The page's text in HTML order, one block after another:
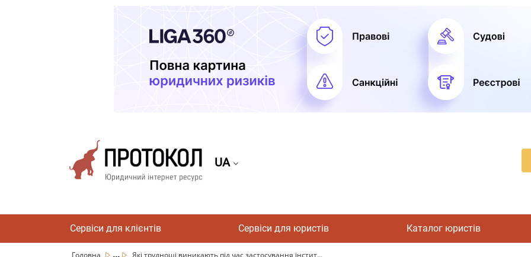
UA
Сервіси для клієнтів Сервіси для юристів Каталог юристів
Головна ... Які труднощі виникають під час застосування інстит...